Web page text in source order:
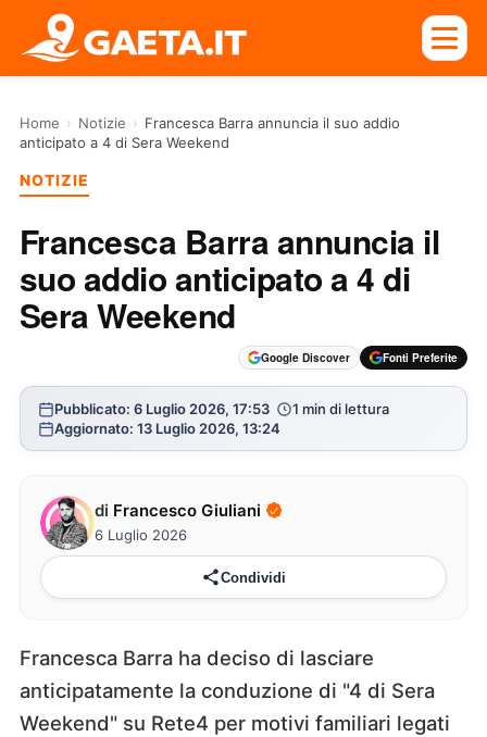
Home › Notizie › Francesca Barra annuncia il suo addio
anticipato a 4 di Sera Weekend
NOTIZIE
Francesca Barra annuncia il
suo addio anticipato a 4 di
Sera Weekend
Google Discover Fonti Preferite
Pubblicato: 6 Luglio 2026, 17:53
1 min di lettura
Aggiornato: 13 Luglio 2026, 13:24
di Francesco Giuliani
6 Luglio 2026
Condividi
Francesca Barra ha deciso di lasciare
anticipatamente la conduzione di "4 di Sera
Weekend" su Rete4 per motivi familiari legati